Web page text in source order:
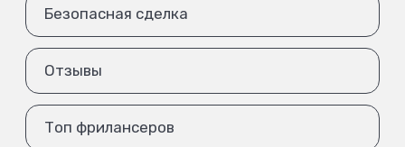
Безопасная сделка
Отзывы
Топ фрилансеров